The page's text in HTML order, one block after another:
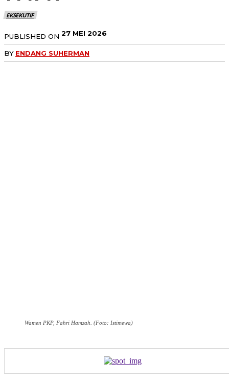
EKSEKUTIF
PUBLISHED ON 27 MEI 2026
BY ENDANG SUHERMAN
Wamen PKP, Fahri Hamzah. (Foto: Istimewa)